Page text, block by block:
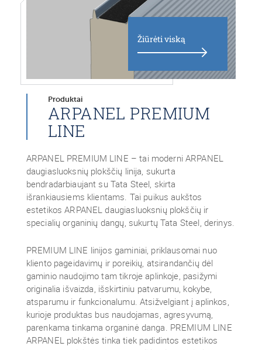
Žiūrėti viską
Produktai
ARPANEL PREMIUM
LINE
ARPANEL PREMIUM LINE – tai moderni ARPANEL
daugiasluoksnių plokščių linija, sukurta
bendradarbiaujant su Tata Steel, skirta
išrankiausiems klientams. Tai puikus aukštos
estetikos ARPANEL daugiasluoksnių plokščių ir
specialių organinių dangų, sukurtų Tata Steel, derinys.
PREMIUM LINE linijos gaminiai, priklausomai nuo
kliento pageidavimų ir poreikių, atsirandančių dėl
gaminio naudojimo tam tikroje aplinkoje, pasižymi
originalia išvaizda, išskirtiniu patvarumu, kokybe,
atsparumu ir funkcionalumu. Atsižvelgiant į aplinkos,
kurioje produktas bus naudojamas, agresyvumą,
parenkama tinkama organinė danga. PREMIUM LINE
ARPANEL plokštės tinka tiek padidintos estetikos